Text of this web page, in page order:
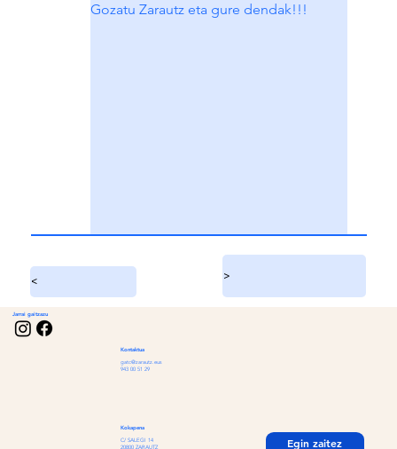
Gozatu Zarautz eta gure dendak!!!
< >
Kontaktua
gatc@zarautz.eus
943 00 51 29
Kokapena
C/ SALEGI 14
20800 ZARAUTZ
Jarrai gaitzazu
Egin zaitez